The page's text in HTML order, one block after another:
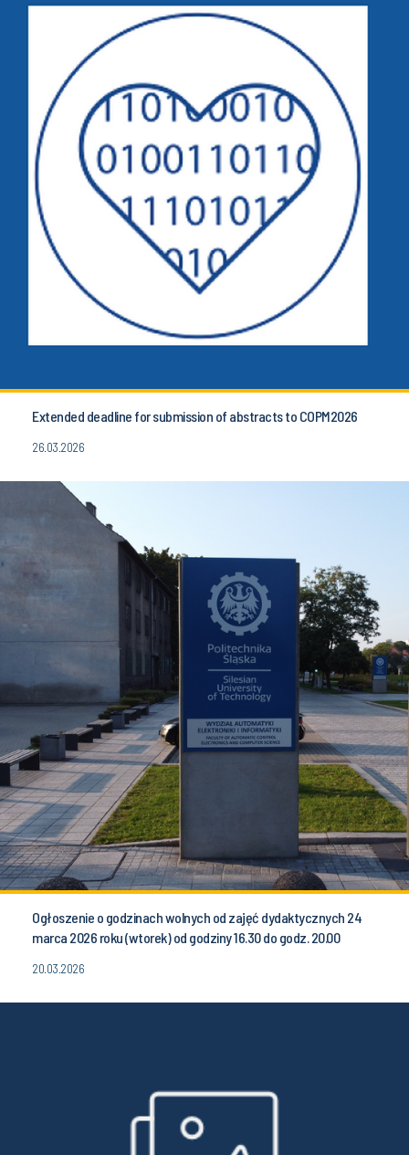
Extended deadline for submission of abstracts to COPM2026
26.03.2026
Ogłoszenie o godzinach wolnych od zajęć dydaktycznych 24
marca 2026 roku (wtorek) od godziny 16.30 do godz. 20.00
20.03.2026